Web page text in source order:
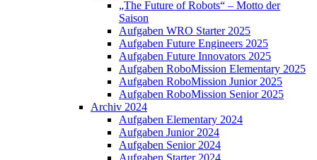
„The Future of Robots“ – Motto der
Saison
Aufgaben WRO Starter 2025
Aufgaben Future Engineers 2025
Aufgaben Future Innovators 2025
Aufgaben RoboMission Elementary 2025
Aufgaben RoboMission Junior 2025
Aufgaben RoboMission Senior 2025
Archiv 2024
Aufgaben Elementary 2024
Aufgaben Junior 2024
Aufgaben Senior 2024
Aufgaben Starter 2024